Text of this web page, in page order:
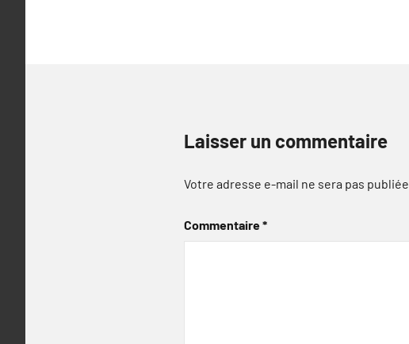
Laisser un commentaire
Votre adresse e-mail ne sera pas publiée.
Commentaire*